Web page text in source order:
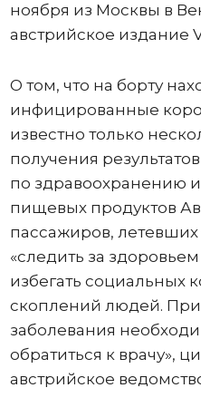
ноября из Москвы в
австрийское издание
О том, что на борту
инфицированные
известно только
получения
по здравоохранению
пищевых продуктов
пассажиров,
«следить за
избегать социальных
скоплений людей.
заболевания
обратиться к врачу»,
австрийское